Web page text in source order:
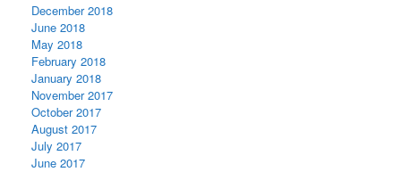
December 2018
June 2018
May 2018
February 2018
January 2018
November 2017
October 2017
August 2017
July 2017
June 2017